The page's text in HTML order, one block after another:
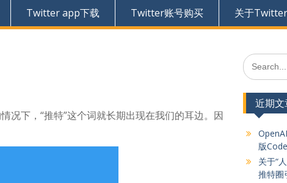
Twitter app下载 Twitter账号购买 关于Twitter
况下，“推特”这个词就长期出现在我们的耳边。因
Search
for:
近期文
版
关于“
推特圈